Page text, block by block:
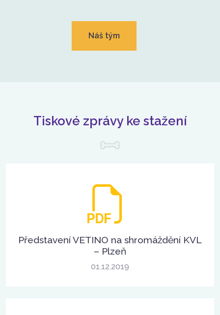
Náš tým
Tiskové zprávy ke stažení
Představení VETINO na shromáždění KVL
– Plzeň
01.12.2019